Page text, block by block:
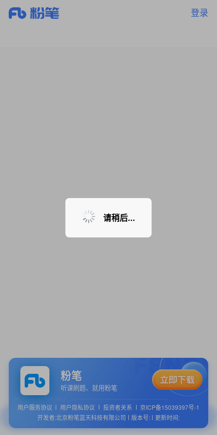
登录
暂无课程，敬请期待
粉笔
听课刷题、就用粉笔
用户服务协议 用户隐私协议 投资者关系
京ICP备15039397号-1
开发者:北京粉笔蓝天科技有限公司
版本号: 更新时间:
请稍后...